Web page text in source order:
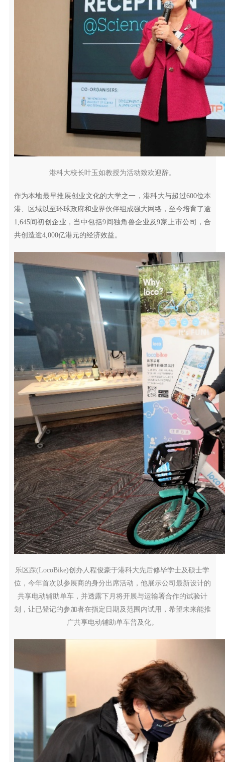
港科大校长叶玉如教授为活动致欢迎辞。
作为本地最早推展创业文化的大学之一，港科大与超过600位本
港、区域以至环球政府和业界伙伴组成强大网络，至今培育了逾
1,645间初创企业，当中包括9间独角兽企业及9家上市公司，合
共创造逾4,000亿港元的经济效益。
乐区踩(LocoBike)创办人程俊豪于港科大先后修毕学士及硕士学
位，今年首次以参展商的身分出席活动，他展示公司最新设计的
共享电动辅助单车，并透露下月将开展与运输署合作的试验计
划，让已登记的参加者在指定日期及范围内试用，希望未来能推
广共享电动辅助单车普及化。